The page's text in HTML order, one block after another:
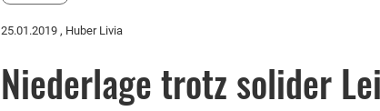
25.01.2019, Huber Livia
Niederlage trotz solider